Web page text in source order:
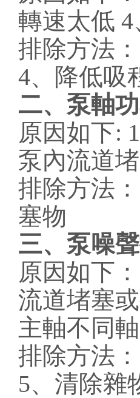
轉速太低
排除方法
4、降低吸
二、泵軸
原因如下:
泵內流道
排除方法
塞物
三、泵噪
原因如下
流道堵塞
主軸不同軸
排除方法
5、清除雜